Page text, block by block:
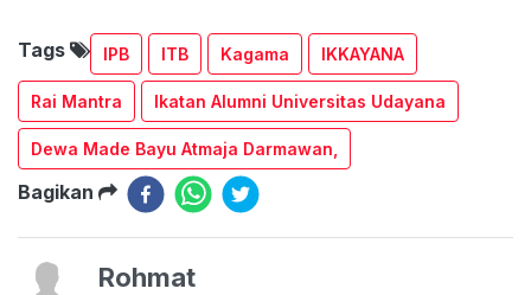
Tags IPB ITB Kagama IKKAYANA
Rai Mantra Ikatan Alumni Universitas Udayana
Dewa Made Bayu Atmaja Darmawan,
Bagikan
Rohmat